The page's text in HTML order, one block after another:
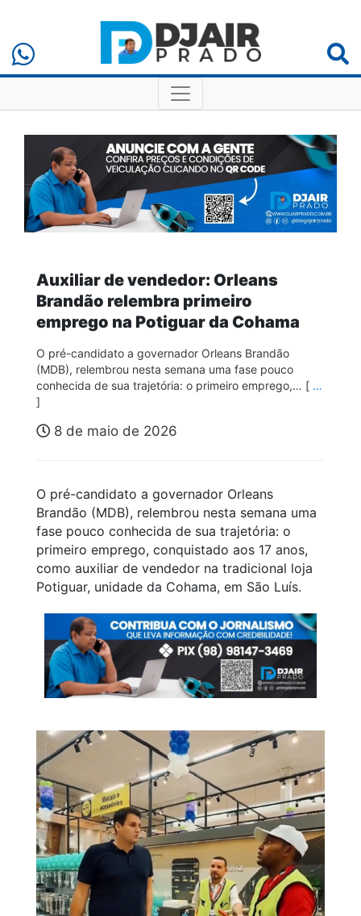
Auxiliar de vendedor: Orleans
Brandão relembra primeiro
emprego na Potiguar da Cohama
O pré-candidato a governador Orleans Brandão
(MDB), relembrou nesta semana uma fase pouco
conhecida de sua trajetória: o primeiro emprego,… [ …
]
8 de maio de 2026
O pré-candidato a governador Orleans
Brandão (MDB), relembrou nesta semana uma
fase pouco conhecida de sua trajetória: o
primeiro emprego, conquistado aos 17 anos,
como auxiliar de vendedor na tradicional loja
Potiguar, unidade da Cohama, em São Luís.